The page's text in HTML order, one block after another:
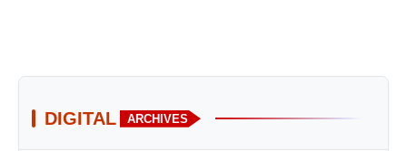
DIGITAL ARCHIVES